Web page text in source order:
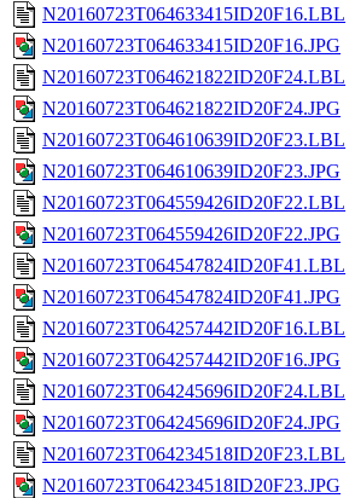
N20160723T064633415ID20F16.LBL
N20160723T064633415ID20F16.JPG
N20160723T064621822ID20F24.LBL
N20160723T064621822ID20F24.JPG
N20160723T064610639ID20F23.LBL
N20160723T064610639ID20F23.JPG
N20160723T064559426ID20F22.LBL
N20160723T064559426ID20F22.JPG
N20160723T064547824ID20F41.LBL
N20160723T064547824ID20F41.JPG
N20160723T064257442ID20F16.LBL
N20160723T064257442ID20F16.JPG
N20160723T064245696ID20F24.LBL
N20160723T064245696ID20F24.JPG
N20160723T064234518ID20F23.LBL
N20160723T064234518ID20F23.JPG